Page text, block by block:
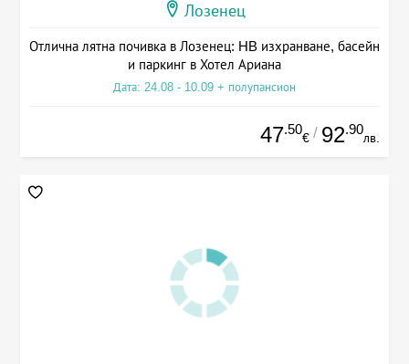
Лозенец
Отлична лятна почивка в Лозенец: HB изхранване, басейн
и паркинг в Хотел Ариана
Дата: 24.08 - 10.09 + полупансион
47.50
€ / 92.90
лв.